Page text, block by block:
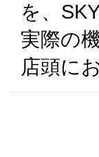
を、
実際の
店頭に